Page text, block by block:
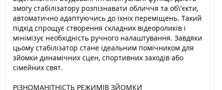
змогу стабілізатору розпізнавати обличчя та об\'єкти,
автоматично адаптуючись до їхніх переміщень. Такий
підхід спрощує створення складних відеороликів і
мінімізує необхідність ручного налаштування. Завдяки
цьому стабілізатор стане ідеальним помічником для
зйомки динамічних сцен, спортивних заходів або
сімейних свят.
РІЗНОМАНІТНІСТЬ РЕЖИМІВ ЗЙОМКИ